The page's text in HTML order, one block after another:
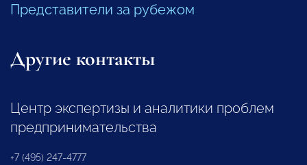
Представители за рубежом
Другие контакты
Центр экспертизы и аналитики проблем
предпринимательства
+7 (495) 247-4777